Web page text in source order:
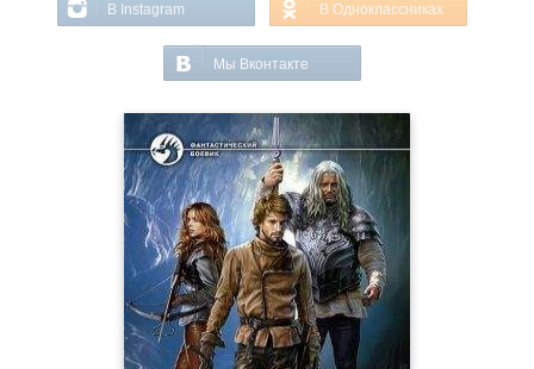
В Instagram В Одноклассниках
Мы Вконтакте